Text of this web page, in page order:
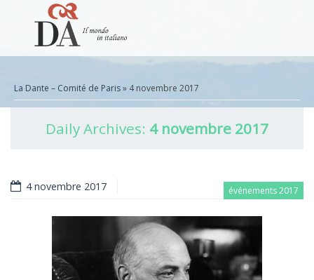
La Dante – Comité de Paris» 4 novembre 2017
Daily Archives: 4 novembre 2017
événements 2017
4 novembre 2017